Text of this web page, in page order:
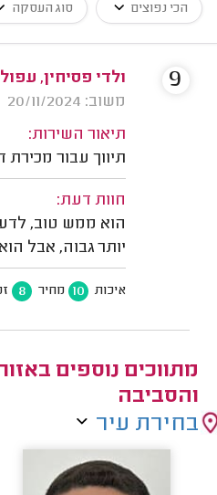
הכי נפוצים סוג העסקה
ולדי פסיחין,
משוב: 20/11/2024
תיאור השירות:
תיווך עבור מכירת
חוות דעת:
הוא ממש טוב,
יותר גבוה, אבל
איכות 10 מחיר 8
9
מתווכים נוספים
והסביבה
בחירת עיר